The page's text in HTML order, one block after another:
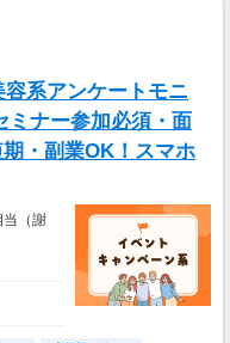
容系アンケートモニ
ミナー参加必須・面
・副業OK！スマホ
（謝
経て謝